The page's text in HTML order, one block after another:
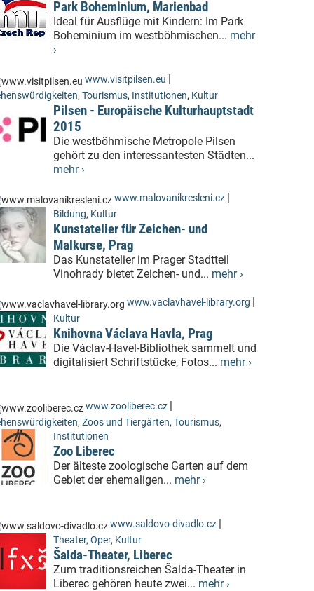
Park Boheminium, Marienbad
Ideal für Ausflüge mit Kindern: Im Park
Boheminium im westböhmischen... mehr
›
www.visitpilsen.eu |
, Tourismus, Institutionen, Kultur
Pilsen - Europäische Kulturhauptstadt
2015
Die westböhmische Metropole Pilsen
gehört zu den interessantesten Städten...
mehr ›
www.malovanikresleni.cz |
Bildung, Kultur
Kunstatelier für Zeichen- und
Malkurse, Prag
Das Kunstatelier im Prager Stadtteil
Vinohrady bietet Zeichen- und... mehr ›
www.vaclavhavel-library.org |
Kultur
Knihovna Václava Havla, Prag
Die Václav-Havel-Bibliothek sammelt und
digitalisiert Schriftstücke, Fotos... mehr ›
www.zooliberec.cz |
, Zoos und Tiergärten, Tourismus,
Institutionen
Zoo Liberec
Der älteste zoologische Garten auf dem
Gebiet der ehemaligen... mehr ›
www.saldovo-divadlo.cz |
Theater, Oper, Kultur
Šalda-Theater, Liberec
Zum traditionsreichen Šalda-Theater in
Liberec gehören heute zwei... mehr ›